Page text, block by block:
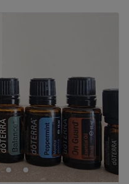
10:00 –18:00
Gesloten
notre deuxième
vos soucis du
votre corps et
sur mesure, adaptées